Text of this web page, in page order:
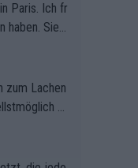
Paris. Ich fr
haben. Sie s
zum Lachen
na